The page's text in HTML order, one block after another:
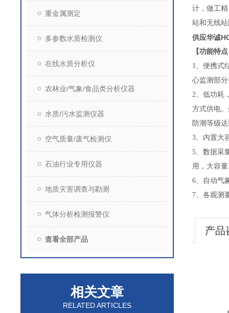
重金属测定
多参数水质检测仪
在线水质分析仪
农林业/气象/食品类分析仪器
水质/污水监测仪器
空气质量/废气检测仪
石油行业专用仪器
地质灾害调查与勘测
气体分析检测报警仪
查看全部产品
相关文章
RELATED ARTICLES
计，做工
站和无线
供应华诚
【功能特
1、便携式
心监测部
2、低功耗
方式供电
防潮等级
3、内置大
5、数据采
用，大容
6、自动气
7、各观测
产品